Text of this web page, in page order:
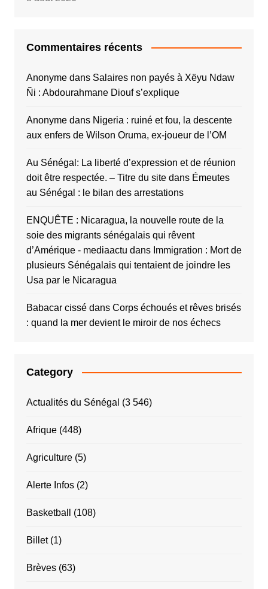
Commentaires récents
Anonymedans Salaires non payés à Xëyu Ndaw
Ñi : Abdourahmane Diouf s’explique
Anonymedans Nigeria : ruiné et fou, la descente
aux enfers de Wilson Oruma, ex-joueur de l’OM
Au Sénégal: La liberté d’expression et de réunion
doit être respectée. – Titre du sitedans Émeutes
au Sénégal : le bilan des arrestations
ENQUÊTE : Nicaragua, la nouvelle route de la
soie des migrants sénégalais qui rêvent
d’Amérique - mediaactu dans Immigration : Mort de
plusieurs Sénégalais qui tentaient de joindre les
Usa par le Nicaragua
Babacar cissédans Corps échoués et rêves brisés
: quand la mer devient le miroir de nos échecs
Category
Actualités du Sénégal (3 546)
Afrique(448)
Agriculture(5)
Alerte Infos(2)
Basketball (108)
Billet(1)
Brèves(63)